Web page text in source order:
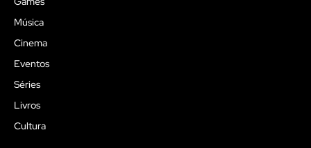
Música
Cinema
Eventos
Séries
Livros
Cultura